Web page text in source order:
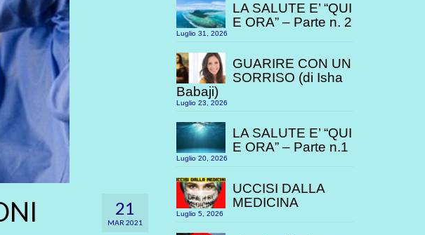
21
MAR 2021
LA SALUTE E’ “QUI
E ORA” – Parte n. 2
Luglio 31, 2026
GUARIRE CON UN
SORRISO (di Isha
Babaji)
Luglio 23, 2026
LA SALUTE E’ “QUI
E ORA” – Parte n.1
Luglio 20, 2026
UCCISI DALLA
MEDICINA
Luglio 5, 2026